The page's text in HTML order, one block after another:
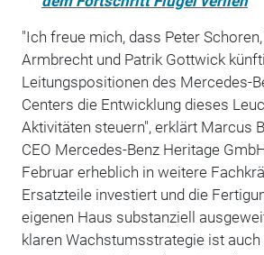
"Ich freue mich, dass Peter
Armbrecht und Patrik Gottwick
Leitungspositionen des Mercedes-
Centers die Entwicklung dieses
Aktivitäten steuern", erklärt Marcus
CEO Mercedes-Benz Heritage
Februar erheblich in weitere
Ersatzteile investiert und die
eigenen Haus substanziell
klaren Wachstumsstrategie ist